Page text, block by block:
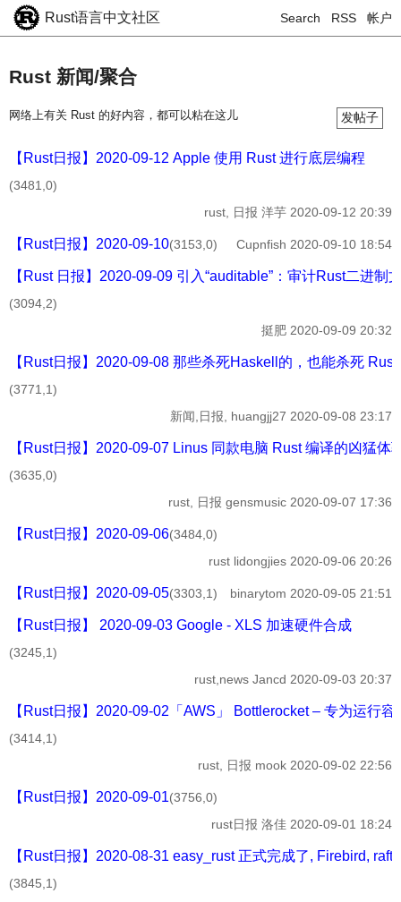
Rust语言中文社区 Search RSS 帐户
Rust 新闻/聚合
发帖子
网络上有关 Rust 的好内容，都可以粘在这儿
【Rust日报】2020-09-12 Apple 使用 Rust 进行底层编程
(3481,0)
rust, 日报 洋芋 2020-09-12 20:39
【Rust日报】2020-09-10(3153,0) Cupnfish 2020-09-10 18:54
【Rust 日报】2020-09-09 引入“auditable”：审计Rust二进制
(3094,2)
挺肥 2020-09-09 20:32
【Rust日报】2020-09-08 那些杀死Haskell的，也能杀死 Rust
(3771,1)
新闻,日报,
huangjj27 2020-09-08 23:17
【Rust日报】2020-09-07 Linus 同款电脑 Rust 编译的凶猛体
(3635,0)
rust, 日报 gensmusic 2020-09-07 17:36
【Rust日报】2020-09-06(3484,0)
rust lidongjies 2020-09-06 20:26
【Rust日报】2020-09-05(3303,1) binarytom 2020-09-05 21:51
【Rust日报】 2020-09-03 Google - XLS 加速硬件合成
(3245,1)
rust,news Jancd 2020-09-03 20:37
【Rust日报】2020-09-02「AWS」 Bottlerocket – 专为运行
(3414,1)
rust, 日报 mook 2020-09-02 22:56
【Rust日报】2020-09-01(3756,0)
rust日报 洛佳 2020-09-01 18:24
【Rust日报】2020-08-31 easy_rust 正式完成了, Firebird,
(3845,1)